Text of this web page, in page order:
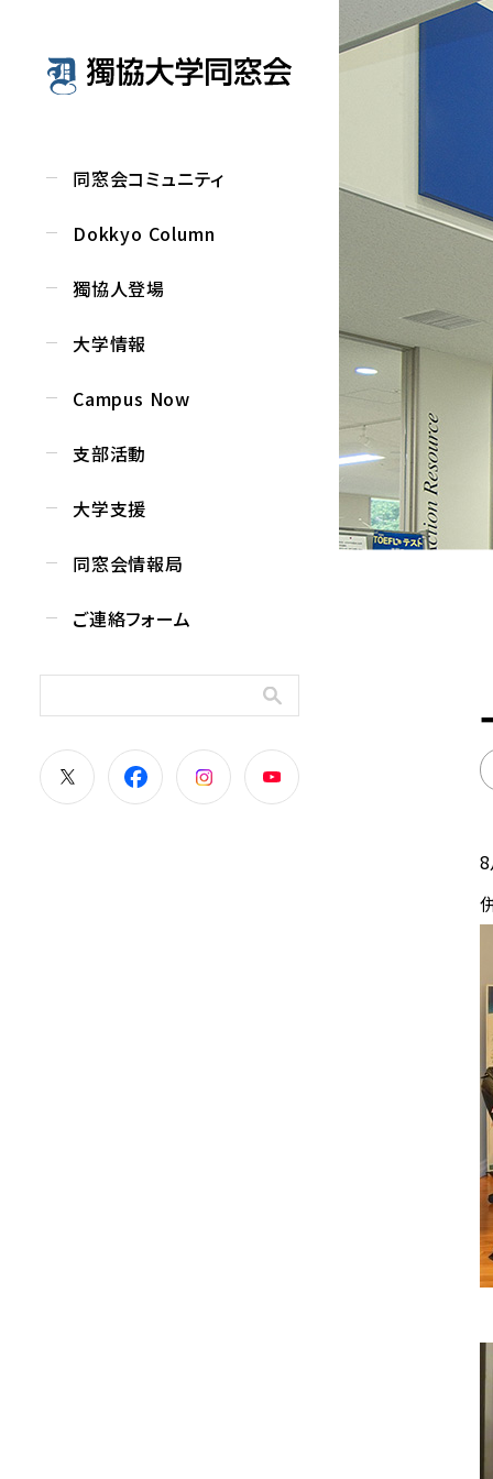
同窓会コミュニティ
Dokkyo Column
獨協人登場
大学情報
Campus Now
支部活動
大学支援
同窓会情報局
ご連絡フォーム